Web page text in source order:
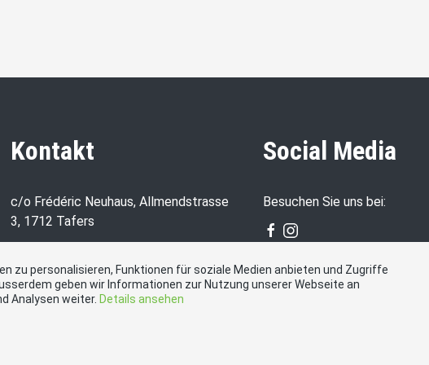
Kontakt
c/o Frédéric Neuhaus, Allmendstrasse
3, 1712 Tafers
079 605 93 65
E-Mail
Social Media
Besuchen Sie uns bei:
zu personalisieren, Funktionen für soziale Medien anbieten und Zugriffe
geben wir Informationen zur Nutzung unserer Webseite an
Analysen weiter. Details ansehen